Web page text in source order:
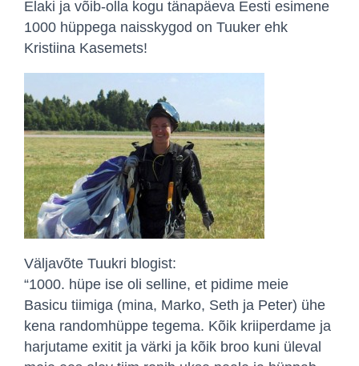
Elaki ja võib-olla kogu tänapäeva Eesti esimene
1000 hüppega naisskygod on Tuuker ehk
Kristiina Kasemets!
Väljavõte Tuukri blogist:
“1000. hüpe ise oli selline, et pidime meie
Basicu tiimiga (mina, Marko, Seth ja Peter) ühe
kena randomhüppe tegema. Kõik kriiperdame ja
harjutame exitit ja värki ja kõik broo kuni üleval